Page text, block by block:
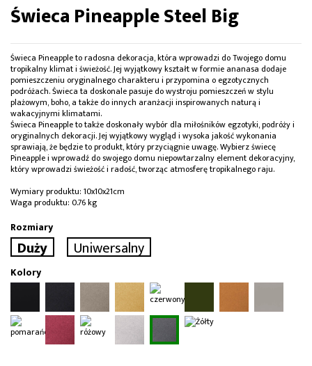
Świeca Pineapple Steel Big
Świeca Pineapple to radosna dekoracja, która wprowadzi do Twojego domu
tropikalny klimat i świeżość. Jej wyjątkowy kształt w formie ananasa dodaje
pomieszczeniu oryginalnego charakteru i przypomina o egzotycznych
podróżach. Świeca ta doskonale pasuje do wystroju pomieszczeń w stylu
plażowym, boho, a także do innych aranżacji inspirowanych naturą i
wakacyjnymi klimatami.
Świeca Pineapple to także doskonały wybór dla miłośników egzotyki, podróży i
oryginalnych dekoracji. Jej wyjątkowy wygląd i wysoka jakość wykonania
sprawiają, że będzie to produkt, który przyciągnie uwagę. Wybierz świecę
Pineapple i wprowadź do swojego domu niepowtarzalny element dekoracyjny,
który wprowadzi świeżość i radość, tworząc atmosferę tropikalnego raju.
Wymiary produktu: 10x10x21cm
Waga produktu: 0.76 kg
Rozmiary
Duży Uniwersalny
Kolory